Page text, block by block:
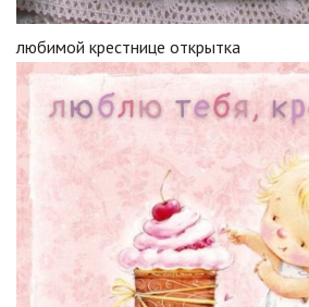
любимой крестнице открытка